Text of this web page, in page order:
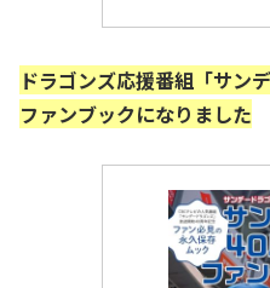
ドラゴンズ応援番組「サン
ファンブックになりました